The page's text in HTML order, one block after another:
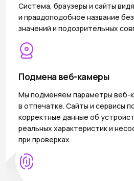
Система, браузеры и сайты
и правдоподобное название
значений и подозрительных
Подмена веб-камеры
Мы подменяем параметры веб-
в отпечатке. Сайты и сервисы
корректные данные об
реальных характеристик и
при проверках